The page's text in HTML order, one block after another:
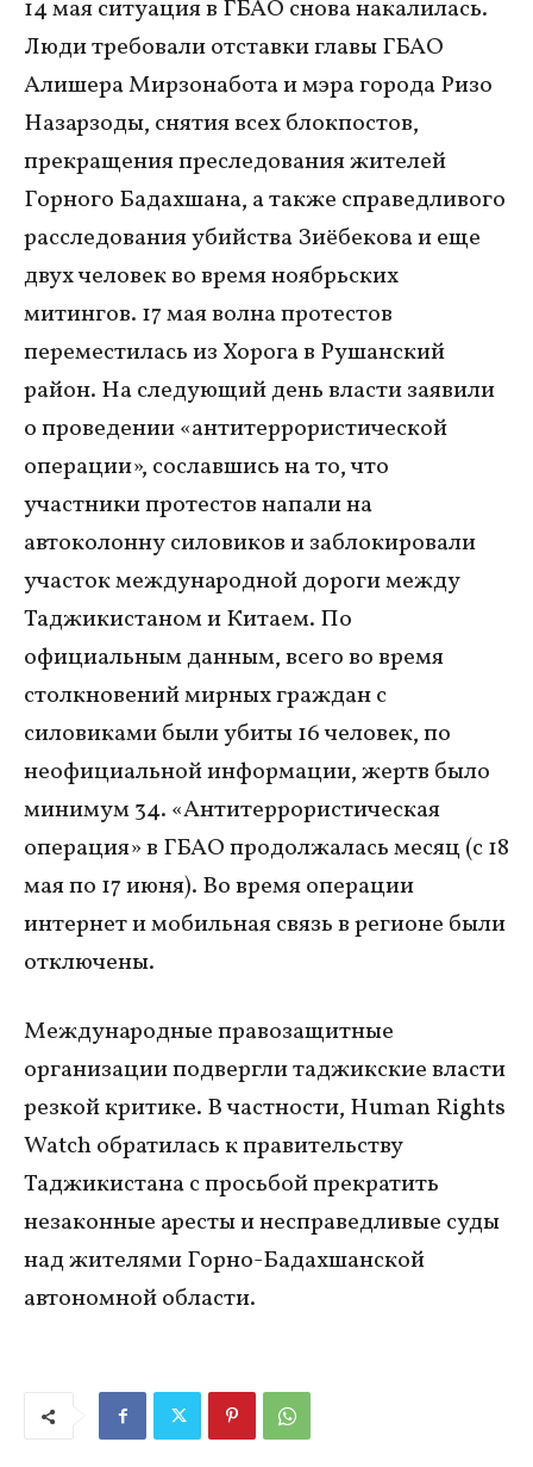
14 мая ситуация в ГБАО снова накалилась.
Люди требовали отставки главы ГБАО
Алишера Мирзонабота и мэра города Ризо
Назарзоды, снятия всех блокпостов,
прекращения преследования жителей
Горного Бадахшана, а также справедливого
расследования убийства Зиёбекова и еще
двух человек во время ноябрьских
митингов. 17 мая волна протестов
переместилась из Хорога в Рушанский
район. На следующий день власти заявили
о проведении «антитеррористической
операции», сославшись на то, что
участники протестов напали на
автоколонну силовиков и заблокировали
участок международной дороги между
Таджикистаном и Китаем. По
официальным данным, всего во время
столкновений мирных граждан с
силовиками были убиты 16 человек, по
неофициальной информации, жертв было
минимум 34. «Антитеррористическая
операция» в ГБАО продолжалась месяц (с 18
мая по 17 июня). Во время операции
интернет и мобильная связь в регионе были
отключены.
Международные правозащитные
организации подвергли таджикские власти
резкой критике. В частности, Human Rights
Watch обратилась к правительству
Таджикистана с просьбой прекратить
незаконные аресты и несправедливые суды
над жителями Горно-Бадахшанской
автономной области.